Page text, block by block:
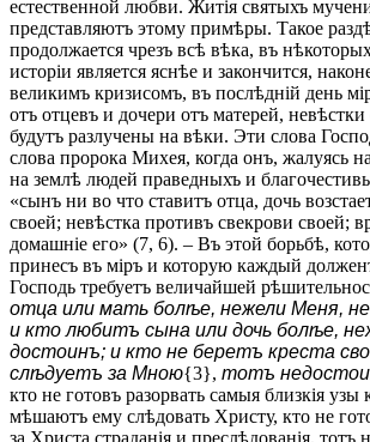
естественной любви. Житія святыхъ
представляютъ этому примѣры. Такое
продолжается чрезъ всѣ вѣка, въ
исторіи является яснѣе и закончится,
великимъ кризисомъ, въ послѣдній день
отъ отцевъ и дочери отъ матерей, невѣстки
будутъ разлучены на вѣки. Эти слова
слова пророка Михея, когда онъ, жалуясь
на землѣ людей праведныхъ и
«сынъ ни во что ставитъ отца, дочь
своей; невѣстка противъ свекрови своей;
домашніе его» (7, 6). – Въ этой борьбѣ,
принесъ въ міръ и которую каждый
Господь требуетъ величайшей
отца или мать болѣе, нежели Меня,
и кто любитъ сына или дочь болѣе,
достоинъ; и кто не беретъ креста
слѣдуетъ за Мною{3}, тотъ
кто не готовъ разорвать самыя близкія
мѣшаютъ ему слѣдовать Христу, кто не
за Христа страданія и преслѣдованія, тотъ